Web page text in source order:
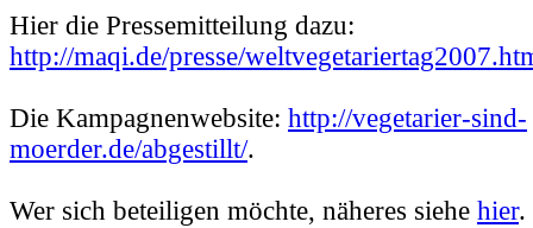
Hier die Pressemitteilung dazu:
http://maqi.de/presse/
Die Kampagnenwebsite: http://vegetarier-sind-
moerder.de/abgestillt/.
Wer sich beteiligen möchte, näheres siehe hier.